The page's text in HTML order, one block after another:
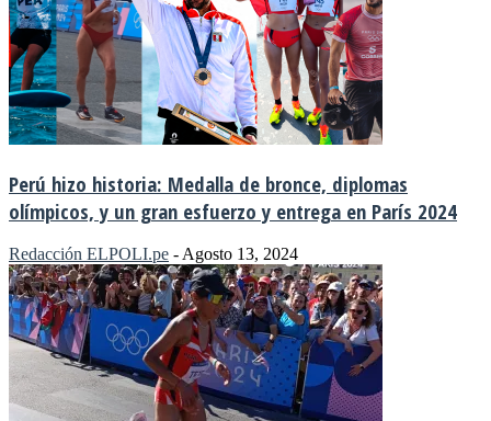
Perú hizo historia: Medalla de bronce, diplomas
olímpicos, y un gran esfuerzo y entrega en París 2024
Redacción ELPOLI.pe -Agosto 13, 2024